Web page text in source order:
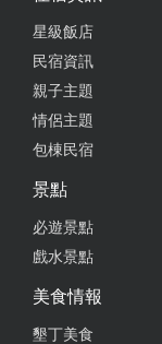
鵝肉好嫩
碗，太好
超級好吃
家來吃 用
星級飯店
民宿資訊
親子主題
情侶主題
包棟民宿
景點
必遊景點
戲水景點
美食情報
墾丁美食